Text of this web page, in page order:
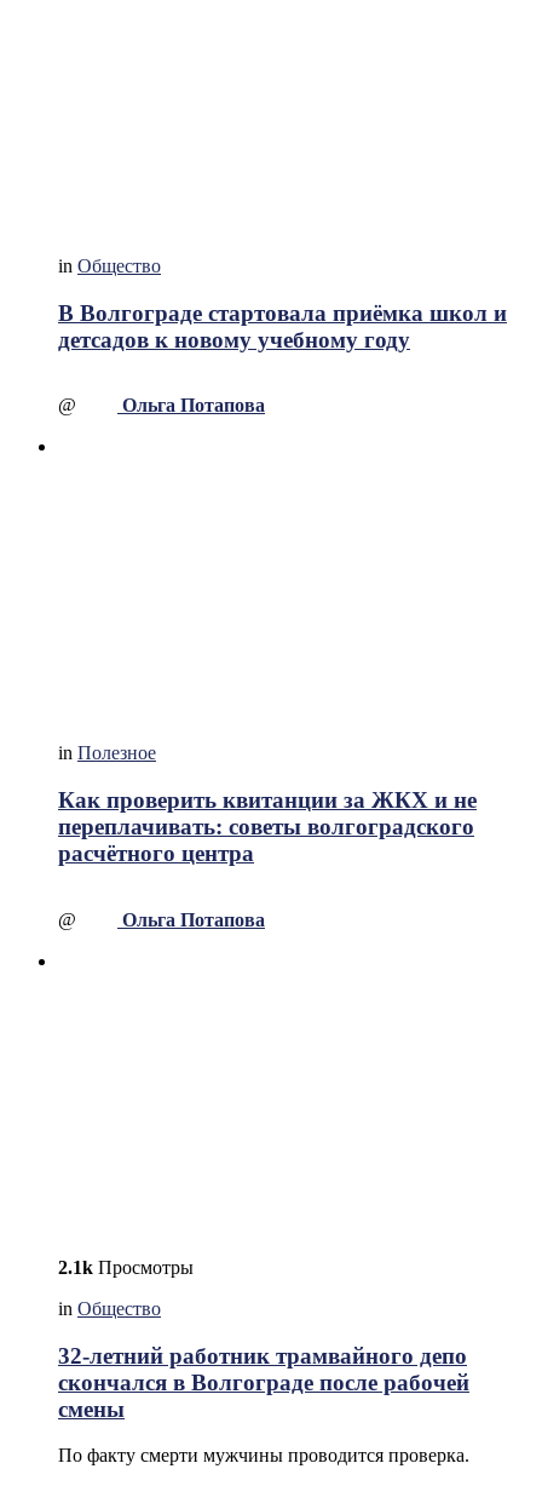
in Общество
В Волгограде стартовала приёмка школ и
детсадов к новому учебному году
@ Ольга Потапова
in Полезное
Как проверить квитанции за ЖКХ и не
переплачивать: советы волгоградского
расчётного центра
@ Ольга Потапова
2.1k Просмотры
in Общество
32-летний работник трамвайного депо
скончался в Волгограде после рабочей
смены
По факту смерти мужчины проводится проверка.